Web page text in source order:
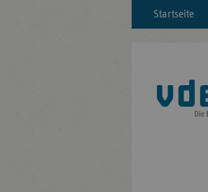
Startseite